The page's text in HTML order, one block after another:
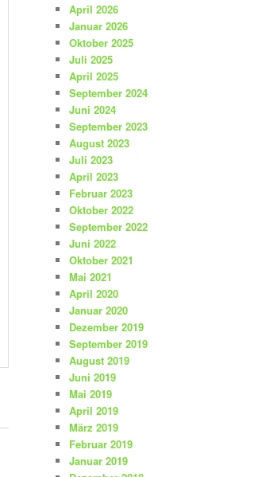
April 2026
Januar 2026
Oktober 2025
Juli 2025
April 2025
September 2024
Juni 2024
September 2023
August 2023
Juli 2023
April 2023
Februar 2023
Oktober 2022
September 2022
Juni 2022
Oktober 2021
Mai 2021
April 2020
Januar 2020
Dezember 2019
September 2019
August 2019
Juni 2019
Mai 2019
April 2019
März 2019
Februar 2019
Januar 2019